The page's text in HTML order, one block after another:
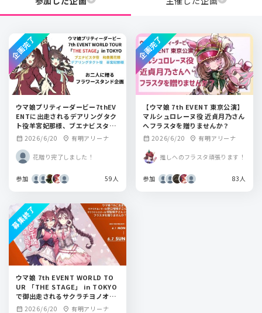
ウマ娘プリティーダービー7thEV
ENTに出走されるデアリングタク
ト役羊宮妃那様、ブエナビスタ役
和泉風花様にフラワースタンドを
贈りませんか？
calendar_month 2026/6/20 location_on 有明アリーナ
花贈り完了しました！
参加 59人
企画完了
【ウマ娘 7th EVENT 東京公演】
マルシュロレーヌ役 近貞月乃さん
へフラスタを贈りませんか？
calendar_month 2026/6/20 location_on 有明アリーナ
推しへのフラスタ頑張ります！
参加 83人
企画完了
ウマ娘 7th EVENT WORLD TO
UR 「THE STAGE」 in TOKYO
で御出走されるサクラチヨノオー
役、野口瑠璃子さん。サクラチト
calendar_month 2026/6/20 location_on 有明アリーナ
募集終了